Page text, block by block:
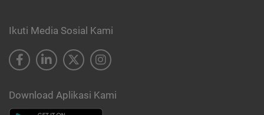
Ikuti Media Sosial Kami
Download Aplikasi Kami